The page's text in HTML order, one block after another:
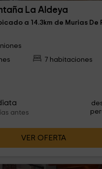
La Aldeya
a 14.3km de Murias De
7 habitaciones
antes
VER OFERTA